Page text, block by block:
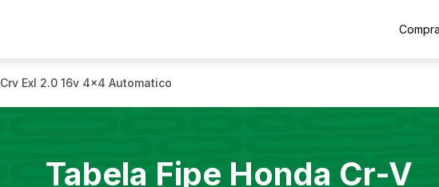
Crv Exl 2.0 16v 4x4 Automatico
Tabela Fipe Honda Cr-V